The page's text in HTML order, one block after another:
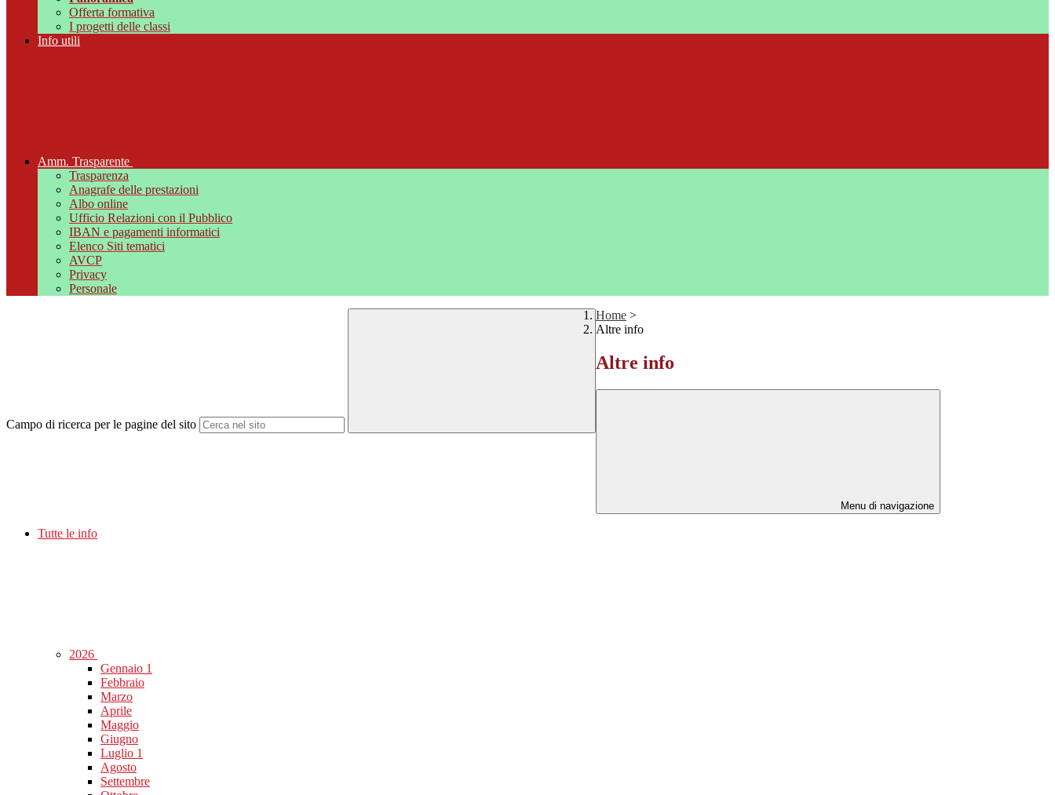
Offerta formativa
I progetti delle classi
Info utili
Amm. Trasparente
Trasparenza
Anagrafe delle prestazioni
Albo online
Ufficio Relazioni con il Pubblico
IBAN e pagamenti informatici
Elenco Siti tematici
AVCP
Privacy
Personale
Campo di ricerca per le pagine del sito
Home >
Altre info
Altre info
Menu di navigazione
Tutte le info
2026
Gennaio 1
Febbraio
Marzo
Aprile
Maggio
Giugno
Luglio 1
Agosto
Settembre